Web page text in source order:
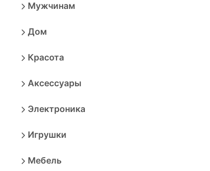
Мужчинам
Дом
Красота
Аксессуары
Электроника
Игрушки
Мебель